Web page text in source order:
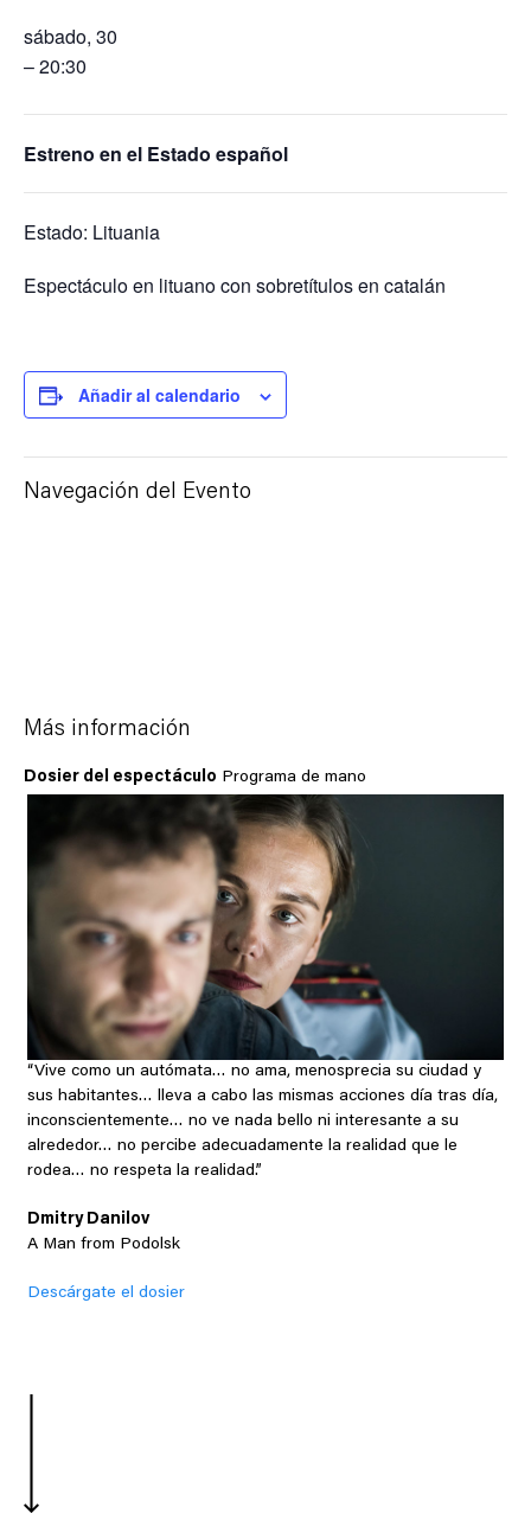
sábado, 30
– 20:30
Estreno en el Estado español
Estado: Lituania
Espectáculo en lituano con sobretítulos en catalán
Añadir al calendario
Navegación del Evento
Más información
Dosier del espectáculo Programa de mano
“Vive como un autómata… no ama, menosprecia su ciudad y
sus habitantes… lleva a cabo las mismas acciones día tras día,
inconscientemente… no ve nada bello ni interesante a su
alrededor… no percibe adecuadamente la realidad que le
rodea… no respeta la realidad.”
Dmitry Danilov
A Man from Podolsk
Descárgate el dosier